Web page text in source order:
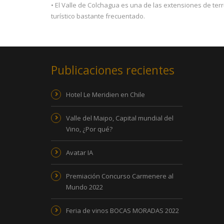
• El Valle de Colchagua es una de las extensiones de
turístico bastante frecuentado.
Publicaciones recientes
Hotel Le Meridien en Chile
Valle del Maipo, Capital mundial del
Vino, ¿Por qué?
Avatar IA
Premiación Concurso Carmenere al
Mundo 2022
Feria de vinos BOCAS MORADAS 2022